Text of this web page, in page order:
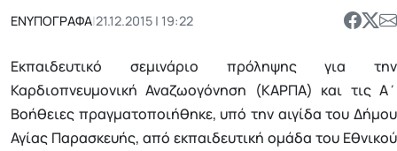
ΕΝΥΠΟΓΡΑΦΑ|21.12.2015 | 19:22
Εκπαιδευτικό σεμινάριο πρόληψης για την
Καρδιοπνευμονική Αναζωογόνηση (ΚΑΡΠΑ) και τις Α΄
Βοήθειες πραγματοποιήθηκε, υπό την αιγίδα του Δήμου
Αγίας Παρασκευής, από εκπαιδευτική ομάδα του Εθνικού